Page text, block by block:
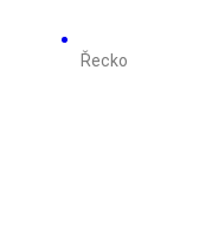
Řecko